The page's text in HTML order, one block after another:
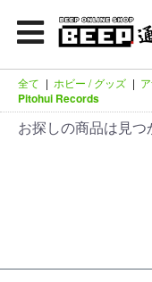
全て | ホビー / グッズ |
Pitohui Records
お探しの商品は見